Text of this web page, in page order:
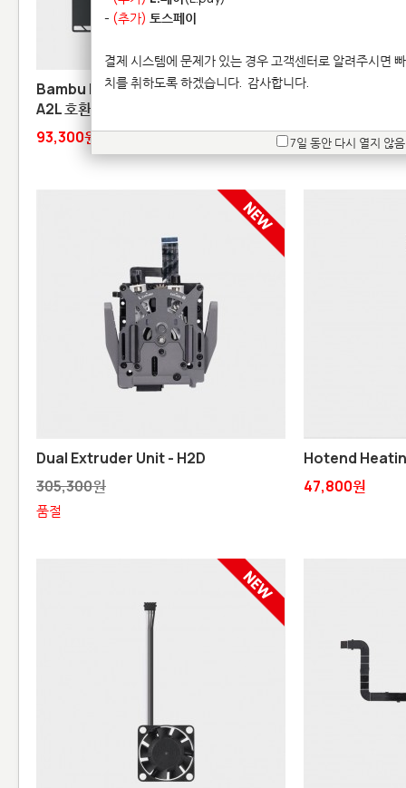
Bambu Engineering Plate - H2C /
A2L 호환
93,300원
Screen - P2S
품절
Dual Extruder Unit - H2D
305,300원
품절
Hotend
47,800원
- (추가) 토스페이
결제 시스템에 문제가 있는 경우 고객센터로 알려주시면
치를 취하도록 하겠습니다. 감사합니다.
7일 동안 다시 열지 않음